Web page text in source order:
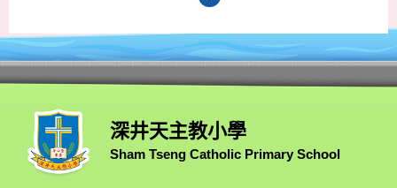
深井天主教小學
Sham Tseng Catholic Primary School